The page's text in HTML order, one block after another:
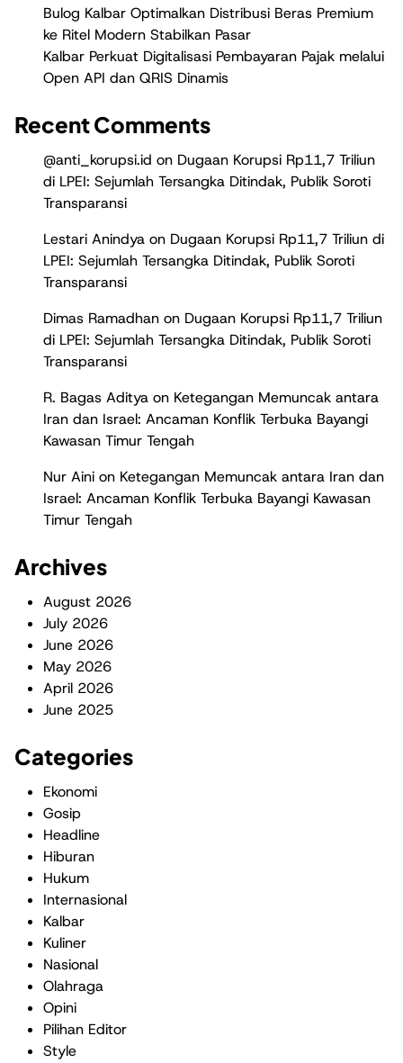
Bulog Kalbar Optimalkan Distribusi Beras Premium
ke Ritel Modern Stabilkan Pasar
Kalbar Perkuat Digitalisasi Pembayaran Pajak melalui
Open API dan QRIS Dinamis
Recent Comments
@anti_korupsi.id on Dugaan Korupsi Rp11,7 Triliun
di LPEI: Sejumlah Tersangka Ditindak, Publik Soroti
Transparansi
Lestari Anindya on Dugaan Korupsi Rp11,7 Triliun di
LPEI: Sejumlah Tersangka Ditindak, Publik Soroti
Transparansi
Dimas Ramadhan on Dugaan Korupsi Rp11,7 Triliun
di LPEI: Sejumlah Tersangka Ditindak, Publik Soroti
Transparansi
R. Bagas Aditya on Ketegangan Memuncak antara
Iran dan Israel: Ancaman Konflik Terbuka Bayangi
Kawasan Timur Tengah
Nur Aini on Ketegangan Memuncak antara Iran dan
Israel: Ancaman Konflik Terbuka Bayangi Kawasan
Timur Tengah
Archives
August 2026
July 2026
June 2026
May 2026
April 2026
June 2025
Categories
Ekonomi
Gosip
Headline
Hiburan
Hukum
Internasional
Kalbar
Kuliner
Nasional
Olahraga
Opini
Pilihan Editor
Style